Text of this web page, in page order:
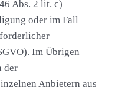
Abs. 2 lit. c)
oder im Fall
Im Übrigen
der
Anbietern aus